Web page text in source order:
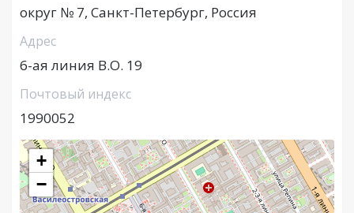
округ № 7, Санкт-Петербург, Россия
Адрес
6-ая линия В.О. 19
Почтовый индекс
1990052
+
−